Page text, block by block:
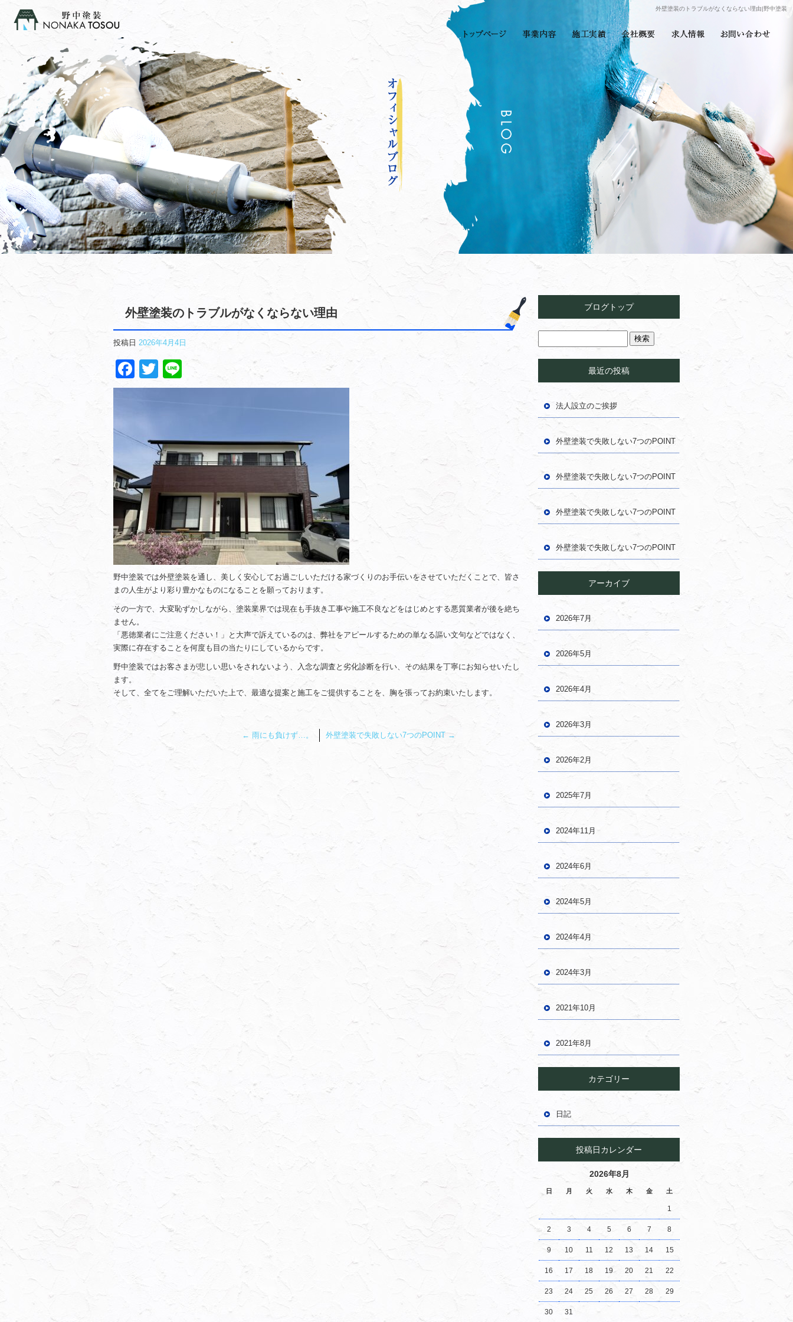
外壁塗装のトラブルがなくならない理由|野中塗装
外壁塗装のトラブルがなくならない理由
投稿日 2026年4月4日
Facebook
Twitter
Line
野中塗装では外壁塗装を通し、美しく安心してお過ごしいただける家づくりのお手伝いをさせていただくことで、皆さ
まの人生がより彩り豊かなものになることを願っております。
その一方で、大変恥ずかしながら、塗装業界では現在も手抜き工事や施工不良などをはじめとする悪質業者が後を絶ち
ません。
「悪徳業者にご注意ください！」と大声で訴えているのは、弊社をアピールするための単なる謳い文句などではなく、
実際に存在することを何度も目の当たりにしているからです。
野中塗装ではお客さまが悲しい思いをされないよう、入念な調査と劣化診断を行い、その結果を丁寧にお知らせいたし
ます。
そして、全てをご理解いただいた上で、最適な提案と施工をご提供することを、胸を張ってお約束いたします。
← 雨にも負けず…。 外壁塗装で失敗しない7つのPOINT →
ブログトップ
最近の投稿
法人設立のご挨拶
外壁塗装で失敗しない7つのPOINT
外壁塗装で失敗しない7つのPOINT
外壁塗装で失敗しない7つのPOINT
外壁塗装で失敗しない7つのPOINT
アーカイブ
2026年7月
2026年5月
2026年4月
2026年3月
2026年2月
2025年7月
2024年11月
2024年6月
2024年5月
2024年4月
2024年3月
2021年10月
2021年8月
カテゴリー
日記
投稿日カレンダー
2026年8月
日 月 火 水 木 金 土
1
2 3 4 5 6 7 8
9 10 11 12 13 14 15
16 17 18 19 20 21 22
23 24 25 26 27 28 29
30 31